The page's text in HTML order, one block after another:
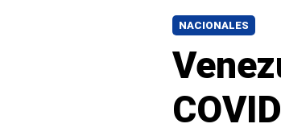
NACIONALES